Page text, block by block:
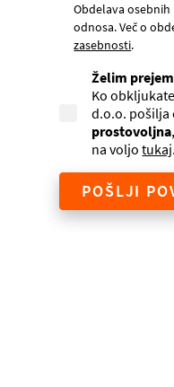
Obdelava
odnosa. Več o
zasebnosti.
Želim
Ko
d.o.o. pošilja
prostovoljna
na voljotukaj.
POŠLJI